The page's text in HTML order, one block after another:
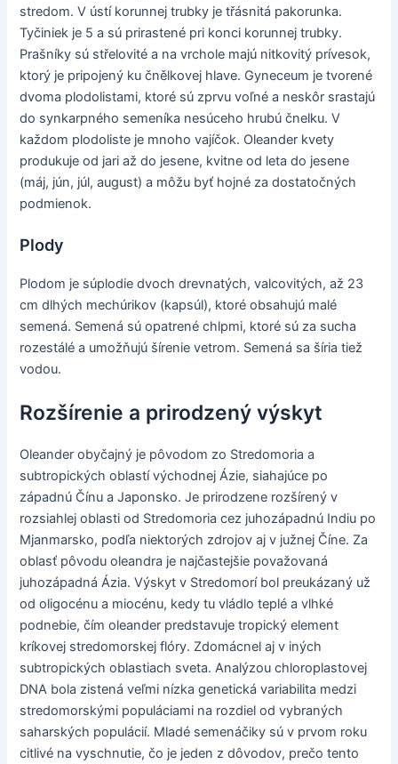
stredom. V ústí korunnej trubky je třásnitá pakorunka.
Tyčiniek je 5 a sú prirastené pri konci korunnej trubky.
Prašníky sú střelovité a na vrchole majú nitkovitý prívesok,
ktorý je pripojený ku čnělkovej hlave. Gyneceum je tvorené
dvoma plodolistami, ktoré sú zprvu voľné a neskôr srastajú
do synkarpného semeníka nesúceho hrubú čnelku. V
každom plodoliste je mnoho vajíčok. Oleander kvety
produkuje od jari až do jesene, kvitne od leta do jesene
(máj, jún, júl, august) a môžu byť hojné za dostatočných
podmienok.
Plody
Plodom je súplodie dvoch drevnatých, valcovitých, až 23
cm dlhých mechúrikov (kapsúl), ktoré obsahujú malé
semená. Semená sú opatrené chlpmi, ktoré sú za sucha
rozestálé a umožňujú šírenie vetrom. Semená sa šíria tiež
vodou.
Rozšírenie a prirodzený výskyt
Oleander obyčajný je pôvodom zo Stredomoria a
subtropických oblastí východnej Ázie, siahajúce po
západnú Čínu a Japonsko. Je prirodzene rozšírený v
rozsiahlej oblasti od Stredomoria cez juhozápadnú Indiu po
Mjanmarsko, podľa niektorých zdrojov aj v južnej Číne. Za
oblasť pôvodu oleandra je najčastejšie považovaná
juhozápadná Ázia. Výskyt v Stredomorí bol preukázaný už
od oligocénu a miocénu, kedy tu vládlo teplé a vlhké
podnebie, čím oleander predstavuje tropický element
kríkovej stredomorskej flóry. Zdomácnel aj v iných
subtropických oblastiach sveta. Analýzou chloroplastovej
DNA bola zistená veľmi nízka genetická variabilita medzi
stredomorskými populáciami na rozdiel od vybraných
saharských populácií. Mladé semenáčiky sú v prvom roku
citlivé na vyschnutie, čo je jeden z dôvodov, prečo tento